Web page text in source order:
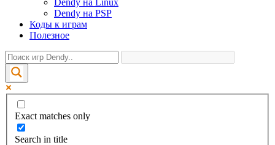
Dendy на Linux
Dendy на PSP
Коды к играм
Полезное
Exact matches only
Search in title